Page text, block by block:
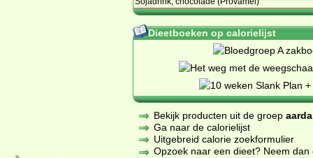
Dieetboeken op calorielijst
Bekijk producten uit de groep
Ga naar de calorielijst
Uitgebreid calorie zoekformulier
Opzoek naar een dieet? Neem